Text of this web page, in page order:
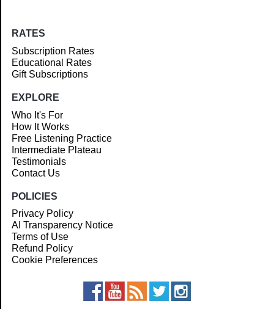
RATES
Subscription Rates
Educational Rates
Gift Subscriptions
EXPLORE
Who It's For
How It Works
Free Listening Practice
Intermediate Plateau
Testimonials
Contact Us
POLICIES
Privacy Policy
AI Transparency Notice
Terms of Use
Refund Policy
Cookie Preferences